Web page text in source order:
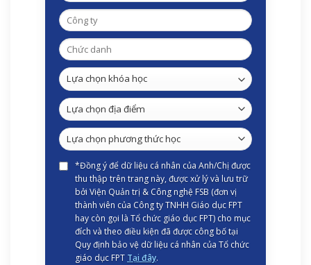
*Đồng ý để dữ liệu cá nhân của Anh/Chị được
thu thập trên trang này, được xử lý và lưu trữ
bởi Viện Quản trị & Công nghệ FSB (đơn vị
thành viên của Công ty TNHH Giáo dục FPT
hay còn gọi là Tổ chức giáo dục FPT) cho mục
đích và theo điều kiện đã được công bố tại
Quy định bảo vệ dữ liệu cá nhân của Tổ chức
giáo dục FPT Tại đây.